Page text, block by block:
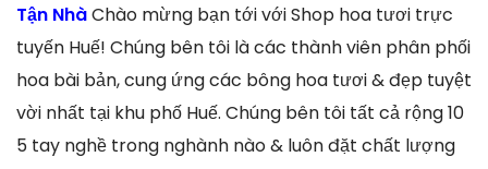
Tận NhàChào mừng bạn tới với Shop hoa tươi trực
tuyến Huế! Chúng bên tôi là các thành viên phân phối
hoa bài bản, cung ứng các bông hoa tươi & đẹp tuyệt
vời nhất tại khu phố Huế. Chúng bên tôi tất cả rộng 10
5 tay nghề trong nghành nào & luôn đặt chất lượng